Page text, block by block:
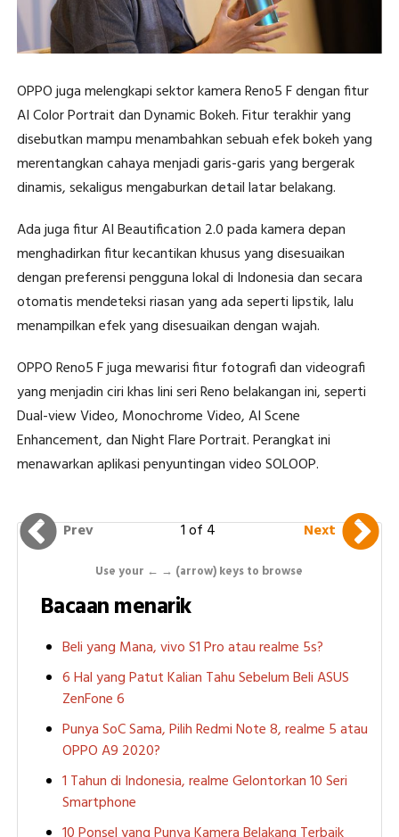
OPPO juga melengkapi sektor kamera Reno5 F dengan fitur
AI Color Portrait dan Dynamic Bokeh. Fitur terakhir yang
disebutkan mampu menambahkan sebuah efek bokeh yang
merentangkan cahaya menjadi garis-garis yang bergerak
dinamis, sekaligus mengaburkan detail latar belakang.
Ada juga fitur AI Beautification 2.0 pada kamera depan
menghadirkan fitur kecantikan khusus yang disesuaikan
dengan preferensi pengguna lokal di Indonesia dan secara
otomatis mendeteksi riasan yang ada seperti lipstik, lalu
menampilkan efek yang disesuaikan dengan wajah.
OPPO Reno5 F juga mewarisi fitur fotografi dan videografi
yang menjadin ciri khas lini seri Reno belakangan ini, seperti
Dual-view Video, Monochrome Video, AI Scene
Enhancement, dan Night Flare Portrait. Perangkat ini
menawarkan aplikasi penyuntingan video SOLOOP.
Prev 1 of 4 Next
Use your ← → (arrow) keys to browse
Bacaan menarik
Beli yang Mana, vivo S1 Pro atau realme 5s?
6 Hal yang Patut Kalian Tahu Sebelum Beli ASUS
ZenFone 6
Punya SoC Sama, Pilih Redmi Note 8, realme 5 atau
OPPO A9 2020?
1 Tahun di Indonesia, realme Gelontorkan 10 Seri
Smartphone